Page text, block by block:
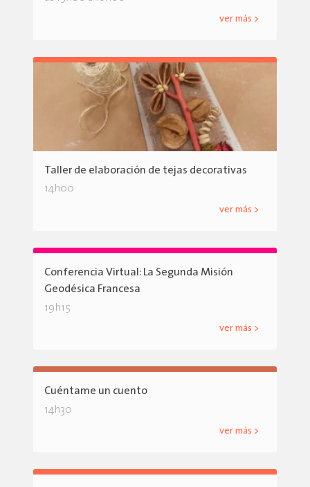
ver más >
Taller de elaboración de tejas decorativas
14h00
ver más >
Conferencia Virtual: La Segunda Misión
Geodésica Francesa
19h15
ver más >
Cuéntame un cuento
14h30
ver más >